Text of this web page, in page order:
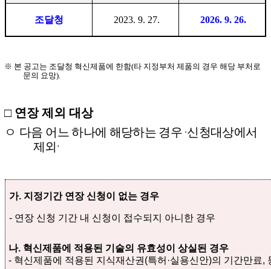
조달청 2023. 9. 27. 2026. 9. 26.
※ 본 공고는 조달청 혁신제품에 한함(타 지정부처 제품의 경우 해당 부처로
문의 요망).
□ 연장 제외 대상
ㅇ 다음 어느 하나에 해당하는 경우 ‘신청대상에서
제외 ’
가. 지정기간 연장 신청이 없는 경우
- 연장 신청 기간 내 신청이 접수되지 아니한 경우
나. 혁신제품에 적용된 기술의 유효성이 상실된 경우
- 혁신제품에 적용된 지식재산권 (특허 ·실용신안)의 기간만료,